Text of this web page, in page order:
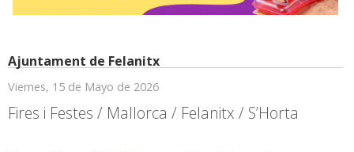
Ajuntament de Felanitx
Viernes, 15 de Mayo de 2026
Fires i Festes / Mallorca / Felanitx / S’Horta